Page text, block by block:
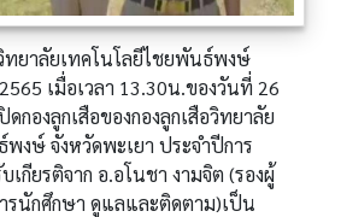
ทยาลัยเทคโนโลยีไชยพันธ์พงษ์
เมื่อเวลา 13.30น.ของวันที่ 26
กองลูกเสือของกองลูกเสือวิทยาลัย
งษ์ จังหวัดพะเยา ประจำปีการ
เกียรติจาก อ.อโนชา งามจิต (รองผู้
รนักศึกษา ดูแลและติดตาม)เป็น